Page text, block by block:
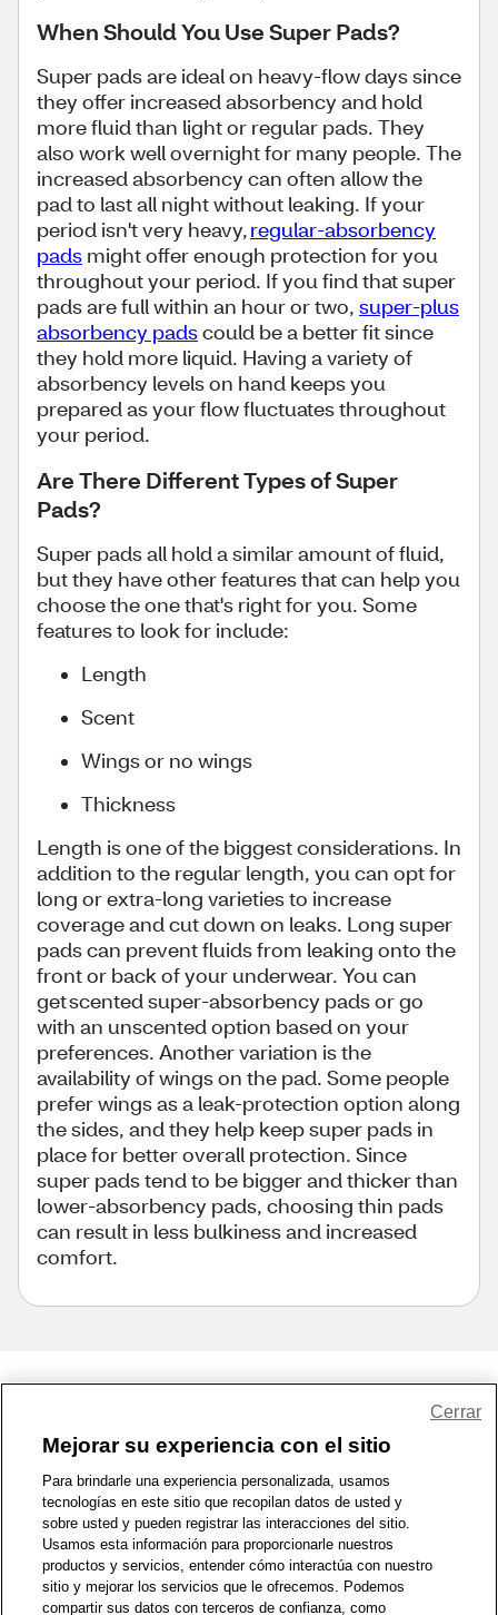
When Should You Use Super Pads?
Super pads are ideal on heavy-flow days since
they offer increased absorbency and hold
more fluid than light or regular pads. They
also work well overnight for many people. The
increased absorbency can often allow the
pad to last all night without leaking. If your
period isn't very heavy,regular-absorbency
pads might offer enough protection for you
throughout your period. If you find that super
pads are full within an hour or two, super-plus
absorbency padscould be a better fit since
they hold more liquid. Having a variety of
absorbency levels on hand keeps you
prepared as your flow fluctuates throughout
your period.
Are There Different Types of Super
Pads?
Super pads all hold a similar amount of fluid,
but they have other features that can help you
choose the one that's right for you. Some
features to look for include:
Length
Scent
Wings or no wings
Thickness
Length is one of the biggest considerations. In
addition to the regular length, you can opt for
long or extra-long varieties to increase
coverage and cut down on leaks. Long super
pads can prevent fluids from leaking onto the
front or back of your underwear. You can
get scented super-absorbency pads or go
with an unscented option based on your
preferences. Another variation is the
availability of wings on the pad. Some people
prefer wings as a leak-protection option along
the sides, and they help keep super pads in
place for better overall protection. Since
super pads tend to be bigger and thicker than
lower-absorbency pads, choosing thin pads
can result in less bulkiness and increased
comfort.
1-800-679-9691 | Contáctenos | Términos de Uso | Accesibilidad
Política de Privacidad | WA Privacy Policy | Mapa del sitio
Zona de Bienestar | © 1999 - 2026 CVS.com
Mejorar su experiencia con el sitio
Para brindarle una experiencia personalizada, usamos
tecnologías en este sitio que recopilan datos de usted y
sobre usted y pueden registrar las interacciones del sitio.
Usamos esta información para proporcionarle nuestros
productos y servicios, entender cómo interactúa con nuestro
sitio y mejorar los servicios que le ofrecemos. Podemos
compartir sus datos con terceros de confianza, como
Cerrar